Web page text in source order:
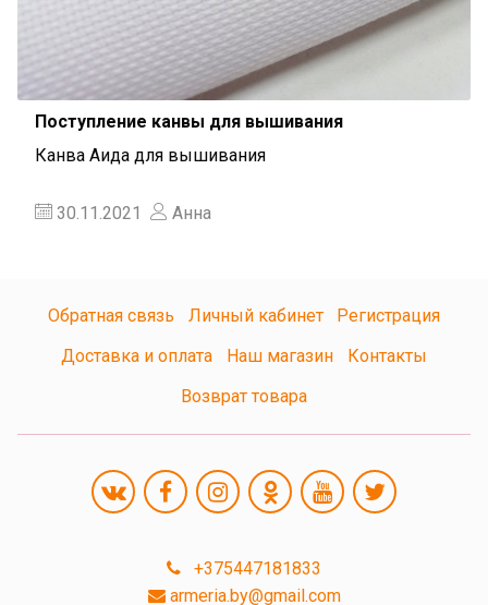
Поступление канвы для вышивания
Канва Аида для вышивания
30.11.2021 Анна
Обратная связь Личный кабинет
Регистрация
Доставка и оплата
Наш магазин
Контакты
Возврат товара
+375447181833
armeria.by@gmail.com